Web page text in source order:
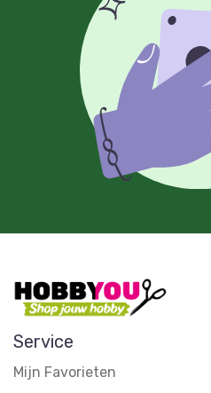
Service
Mijn Favorieten